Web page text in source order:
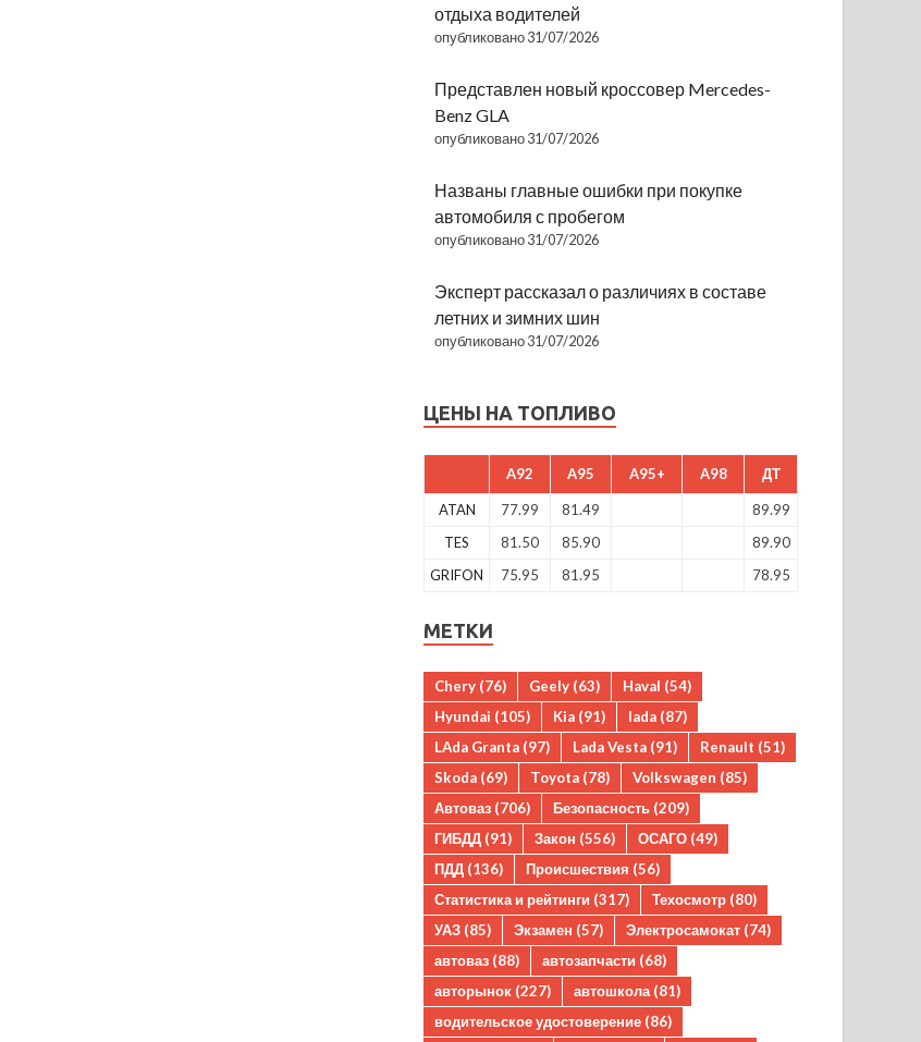
отдыха водителей
опубликовано 31/07/2026
Представлен новый кроссовер Mercedes-
Benz GLA
опубликовано 31/07/2026
Названы главные ошибки при покупке
автомобиля с пробегом
опубликовано 31/07/2026
Эксперт рассказал о различиях в составе
летних и зимних шин
опубликовано 31/07/2026
ЦЕНЫ НА ТОПЛИВО
A92 A95 A95+ A98 ДТ
ATAN 77.99 81.49
89.99
TES
81.50 85.90
89.90
GRIFON
75.95 81.95 78.95
МЕТКИ
Chery (76) Geely (63) Haval (54)
Hyundai (105) Kia (91) lada (87)
LAda Granta (97) Lada Vesta (91) Renault (51)
Skoda (69) Toyota (78) Volkswagen (85)
Автоваз (706) Безопасность (209)
ГИБДД (91) Закон (556) ОСАГО (49)
ПДД (136) Происшествия (56)
Статистика и рейтинги (317) Техосмотр (80)
УАЗ (85) Экзамен (57) Электросамокат (74)
автоваз (88) автозапчасти (68)
авторынок (227) автошкола (81)
водительское удостоверение (86)